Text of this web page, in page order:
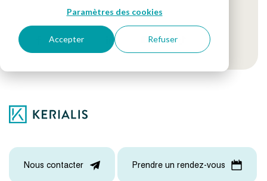
Paramètres des cookies
Accepter Refuser
Nous contacter Prendre un rendez-vous